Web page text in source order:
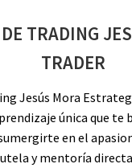
TRADING
TRADER
Jesús Mora
única que te
en el
y mentoría directa